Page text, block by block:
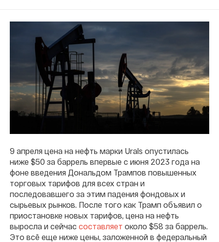
9 апреля цена на нефть марки Urals опустилась
ниже $50 за баррель впервые с июня 2023 года на
фоне введения Дональдом Трампов повышенных
торговых тарифов для всех стран и
последовавшего за этим падения фондовых и
сырьевых рынков. После того как Трамп объявил о
приостановке новых тарифов, цена на нефть
выросла и сейчас составляет около $58 за баррель.
Это всё еще ниже цены, заложенной в федеральный